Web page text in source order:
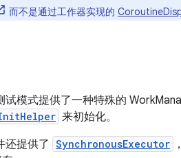
而不是通过工作器实现的
试模式提供了一种特殊的
来初始化。
还提供了 SynchronousExecutor